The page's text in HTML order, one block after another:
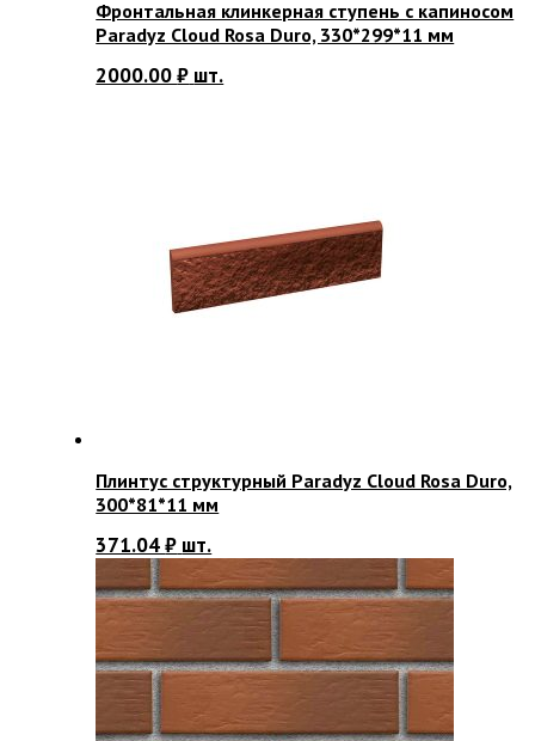
Фронтальная клинкерная ступень с капиносом
Paradyz Cloud Rosa Duro, 330*299*11 мм
2000.00₽ шт.
Плинтус структурный Paradyz Cloud Rosa Duro,
300*81*11 мм
371.04₽ шт.